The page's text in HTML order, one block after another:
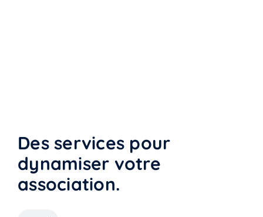
Des services pour
dynamiser votre
association.